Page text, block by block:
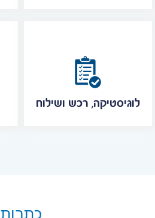
לוגיסטיקה, רכש ושילוח
כתבות